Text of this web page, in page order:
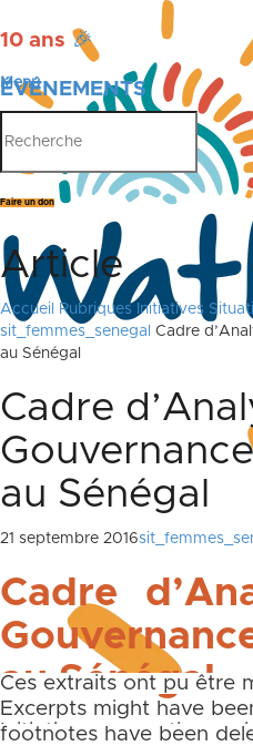
10 ans 🎉
ÉVÉNEMENTS
PUBLICATIONS
Menu
Faire un don
Article
Accueil Rubriques Initiatives
sit_femmes_senegal Cadre
au Sénégal
Cadre
au Sénégal
21 septembre 2016
Cadre
au Sénégal
Initiative prospective
Ces extraits ont pu être
notes de bas et de fin
reprises. Merci de
Excerpts might have
footnotes have been